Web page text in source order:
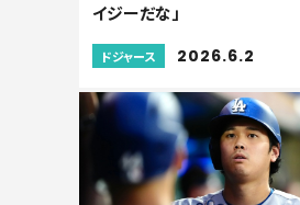
イジーだな」
ドジャース 2026.6.2